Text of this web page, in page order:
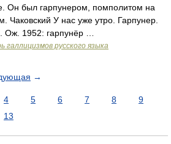
Он был гарпунером, помполитом на
Чаковский У нас уже утро. Гарпунер.
Ож. 1952: гарпунёр …
галлицизмов русского языка
→
4 5 6 7 8
9
13